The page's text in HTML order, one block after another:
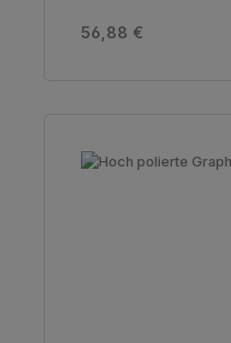
Regulärer Preis:
56,88 €